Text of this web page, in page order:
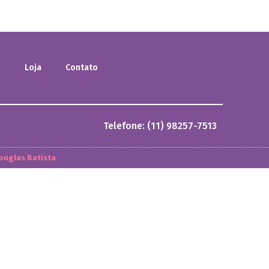
Loja Contato
Telefone: (11) 98257-7513
Batista